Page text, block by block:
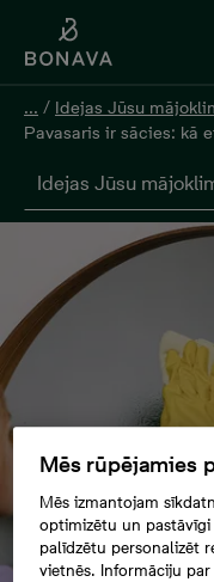
... / Idejas Jūsu
Pavasaris ir sācies: kā
Idejas Jūsu
Mēs rūpējamies
Mēs izmantojam
optimizētu un
palīdzētu personalizēt
vietnēs. Informāciju